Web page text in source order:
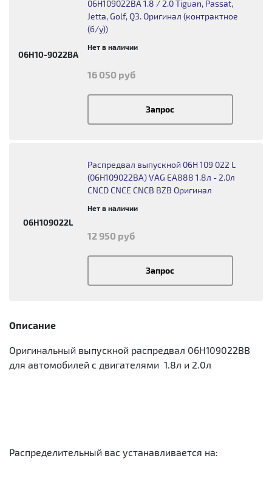
06H10-9022BA
06H109022BA 1.8 / 2.0 Tiguan, Passat,
Jetta, Golf, Q3. Оригинал (контрактное
(б/у))
Нет в наличии
16 050 руб
Запрос
06H109022L
Распредвал выпускной 06H 109 022 L
(06H109022BA) VAG EA888 1.8л - 2.0л
CNCD CNCE CNCB BZB Оригинал
Нет в наличии
12 950 руб
Запрос
Описание
Оригинальный выпускной распредвал 06H109022BB
для автомобилей с двигателями 1.8л и 2.0л
Распределительный вас устанавливается на: